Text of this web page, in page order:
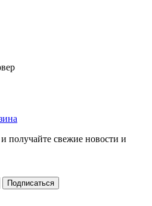
получайте свежие новости и